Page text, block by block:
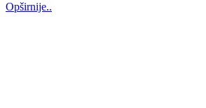
Opširnije..